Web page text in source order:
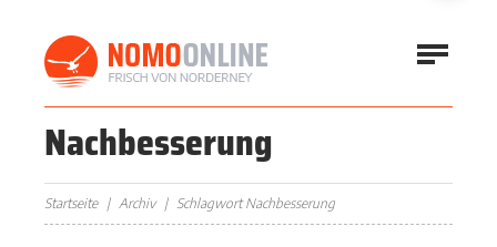
Nachbesserung
Startseite Archiv Schlagwort Nachbesserung